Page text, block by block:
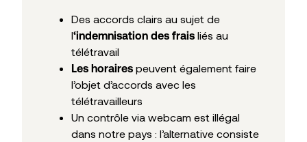
Des accords clairs au sujet de
l‘indemnisation des frais liés au
télétravail
Les horaires peuvent également faire
l’objet d’accords avec les
télétravailleurs
Un contrôle via webcam est illégal
dans notre pays : l’alternative consiste